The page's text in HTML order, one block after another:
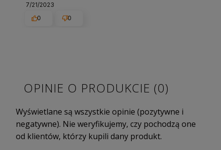
7/21/2023
0
0
OPINIE O PRODUKCIE (0)
Wyświetlane są wszystkie opinie (pozytywne i
negatywne). Nie weryfikujemy, czy pochodzą one
od klientów, którzy kupili dany produkt.